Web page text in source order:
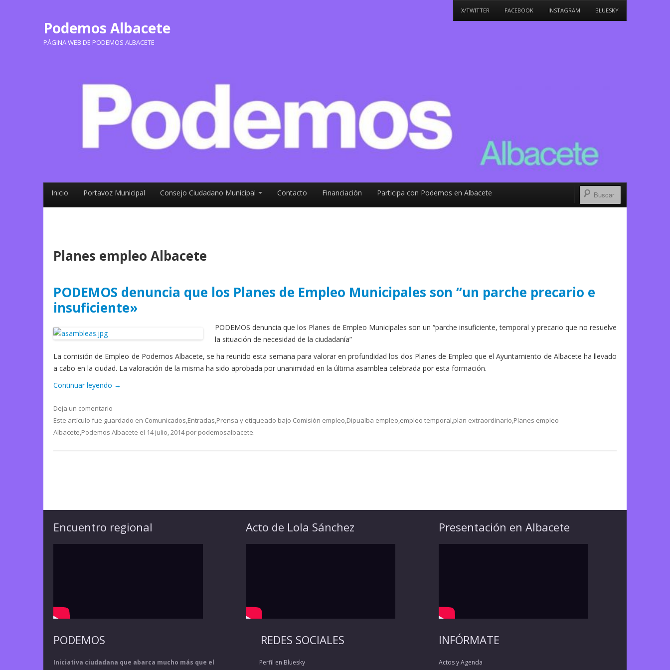
Podemos Albacete
PÁGINA WEB DE PODEMOS ALBACETE
X/TWITTER FACEBOOK INSTAGRAM BLUESKY
Inicio Portavoz Municipal Consejo Ciudadano Municipal Contacto Financiación Participa con Podemos en Albacete
Planes empleo Albacete
PODEMOS denuncia que los Planes de Empleo Municipales son “un parche precario e
insuficiente»
PODEMOS denuncia que los Planes de Empleo Municipales son un “parche insuficiente, temporal y precario que no resuelve
la situación de necesidad de la ciudadanía”
La comisión de Empleo de Podemos Albacete, se ha reunido esta semana para valorar en profundidad los dos Planes de Empleo que el Ayuntamiento de Albacete ha llevado
a cabo en la ciudad. La valoración de la misma ha sido aprobada por unanimidad en la última asamblea celebrada por esta formación.
Continuar leyendo →
Deja un comentario
Este artículo fue guardado en Comunicados,Entradas,Prensa y etiqueado bajo Comisión empleo,Dipualba empleo,empleo temporal,plan extraordinario,Planes empleo
Albacete,Podemos Albacete el 14 julio, 2014por podemosalbacete.
Encuentro regional
PODEMOS
Iniciativa ciudadana que abarca mucho más que el
Acto de Lola Sánchez
REDES SOCIALES
Perfil en Bluesky
Presentación en Albacete
INFÓRMATE
Actos y Agenda